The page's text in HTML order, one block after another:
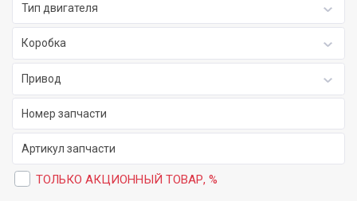
Тип двигателя
Коробка
Привод
ТОЛЬКО АКЦИОННЫЙ ТОВАР, %